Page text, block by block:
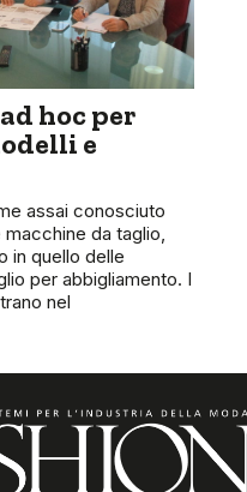
hoc per
e
assai conosciuto
da taglio,
in quello delle
per abbigliamento. I
nel